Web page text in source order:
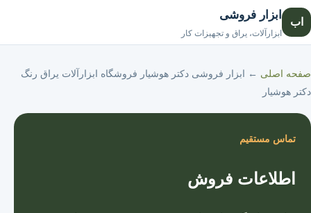
اب
ابزار فروشی
ابزارآلات، یراق و تجهیزات کار
صفحه اصلی ← ابزار فروشی دکتر هوشیار فروشگاه ابزارآلات یراق رنگ
دکتر هوشیار
تماس مستقیم
اطلاعات فروش